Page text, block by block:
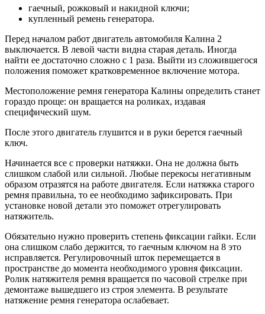
гаечный, рожковый и накидной ключи;
купленный ремень генератора.
Перед началом работ двигатель автомобиля Калина 2
выключается. В левой части видна старая деталь. Иногда
найти ее достаточно сложно с 1 раза. Выйти из сложившегося
положения поможет кратковременное включение мотора.
Местоположение ремня генератора Калины определить станет
гораздо проще: он вращается на роликах, издавая
специфический шум.
После этого двигатель глушится и в руки берется гаечный
ключ.
Начинается все с проверки натяжки. Она не должна быть
слишком слабой или сильной. Любые перекосы негативным
образом отразятся на работе двигателя. Если натяжка старого
ремня правильна, то ее необходимо зафиксировать. При
установке новой детали это поможет отрегулировать
натяжитель.
Обязательно нужно проверить степень фиксации гайки. Если
она слишком слабо держится, то гаечным ключом на 8 это
исправляется. Регулировочный шток перемещается в
пространстве до момента необходимого уровня фиксации.
Ролик натяжителя ремня вращается по часовой стрелке при
демонтаже вышедшего из строя элемента. В результате
натяжение ремня генератора ослабевает.